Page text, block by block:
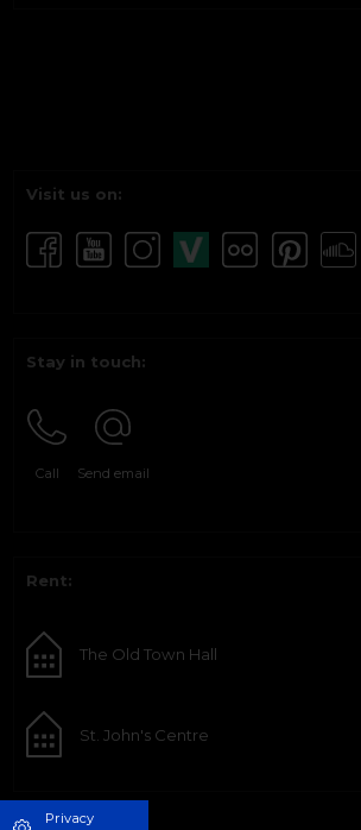
Visit us on:
Stay in touch:
Call Send email
Rent:
The Old Town Hall
St. John's Centre
Privacy